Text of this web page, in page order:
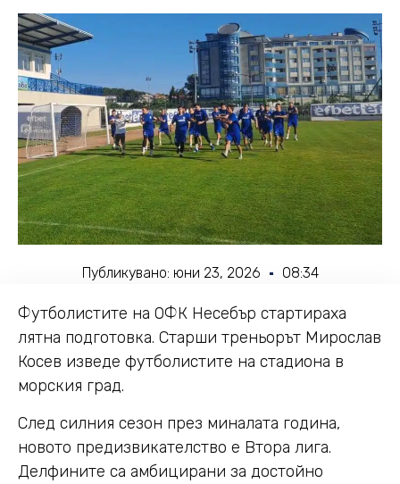
Публикувано: юни 23, 2026 08:34
Футболистите на ОФК Несебър стартираха
лятна подготовка. Старши треньорът Мирослав
Косев изведе футболистите на стадиона в
морския град.
След силния сезон през миналата година,
новото предизвикателство е Втора лига.
Делфините са амбицирани за достойно